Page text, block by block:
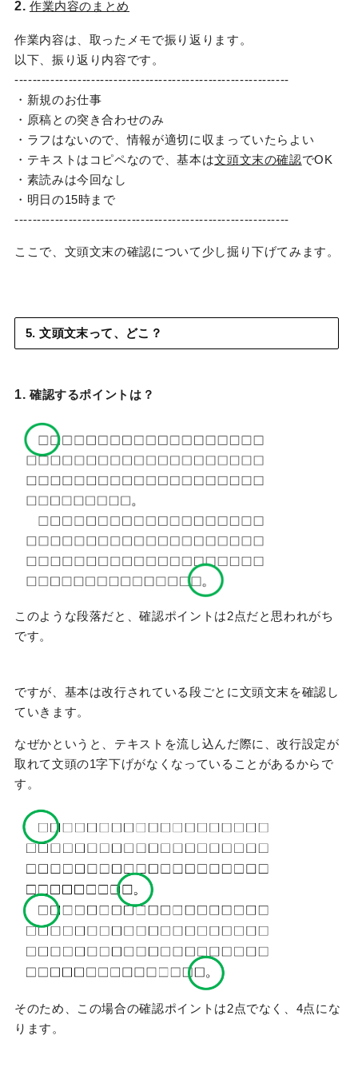
2. 作業内容のまとめ
作業内容は、取ったメモで振り返ります。
以下、振り返り内容です。
-------------------------------------------------------------
・新規のお仕事
・原稿との突き合わせのみ
・ラフはないので、情報が適切に収まっていたらよい
・テキストはコピペなので、基本は文頭文末の確認 でOK
・素読みは今回なし
・明日の15時まで
-------------------------------------------------------------
ここで、文頭文末の確認について少し掘り下げてみます。
5. 文頭文末って、どこ？
1. 確認するポイントは？
このような段落だと、確認ポイントは2点だと思われがち
です。
ですが、基本は改行されている段ごとに文頭文末を確認し
ていきます。
なぜかというと、テキストを流し込んだ際に、改行設定が
取れて文頭の1字下げがなくなっていることがあるからで
す。
そのため、この場合の確認ポイントは2点でなく、4点にな
ります。